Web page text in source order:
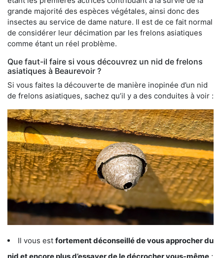
grande majorité des espèces végétales, ainsi donc des
insectes au service de dame nature. Il est de ce fait normal
de considérer leur décimation par les frelons asiatiques
comme étant un réel problème.
Que faut-il faire si vous découvrez un nid de frelons
asiatiques à Beaurevoir ?
Si vous faites la découverte de manière inopinée d’un nid
de frelons asiatiques, sachez qu’il y a des conduites à voir :
Il vous est fortement déconseillé de vous approcher du